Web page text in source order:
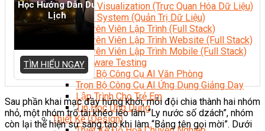
Data Visualization (Trực Quan Hóa Dữ Liệu)
Data System (Quản Trị Dữ Liệu)
Chuyên Viên Lập Trình (Full Stack)
Chuyên Viên Lập Trình Website (Full Stack)
Chuyên Viên Lập Trình Mobile (Full Stack)
Software Testing
Trọn Bộ Công Cụ AI Văn Phòng
Trọn Bộ Công Cụ AI Ứng Dụng Giảng Dạy
Lập Trình Cho Trẻ Em
Tin Học Ứng Dụng
Thiết Kế (Design)
Học Hướng Dẫn Du
Lịch
TÌM HIỂU NGAY
Sau phần khai mạc đầy hứng khởi, mỗi đội chia thành hai nhóm
nhỏ, một nhóm trổ tài khéo léo làm “Ly nước số dzách”, nhóm
còn lại thể hiện sự sáng tạo khi làm “Bảng tên gọi mời”. Dưới